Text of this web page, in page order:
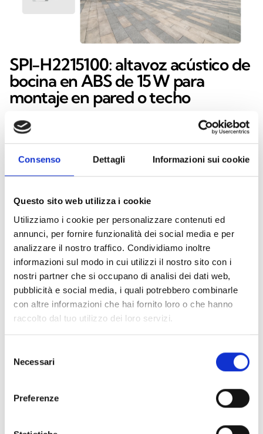
Consenso Dettagli Informazioni sui cookie
Questo sito web utilizza i cookie
Utilizziamo i cookie per personalizzare contenuti ed
annunci, per fornire funzionalità dei social media e per
analizzare il nostro traffico. Condividiamo inoltre
informazioni sul modo in cui utilizzi il nostro sito con i
nostri partner che si occupano di analisi dei dati web,
pubblicità e social media, i quali potrebbero combinarle
con altre informazioni che hai fornito loro o che hanno
raccolto dal tuo utilizzo dei loro servizi.
delNecessari
Preferenze
SPI-H2215100: altavoz acústico de
bocina en ABS de 15 W para
montaje en pared o techo
El altavoz acústico de bocina SPI‑H2215100 está
diseñado para sistemas de evacuación por voz y
soporte metálico orientable incluido. Fabricado en
y permite seleccionar la potencia de salida entre
3,75 / 7 / 15 W mediante un selector interno. El
dispositivo está certificado según la norma
EN 54‑24, lo que garantiza el cumplimiento de los
estándares europeos de seguridad.